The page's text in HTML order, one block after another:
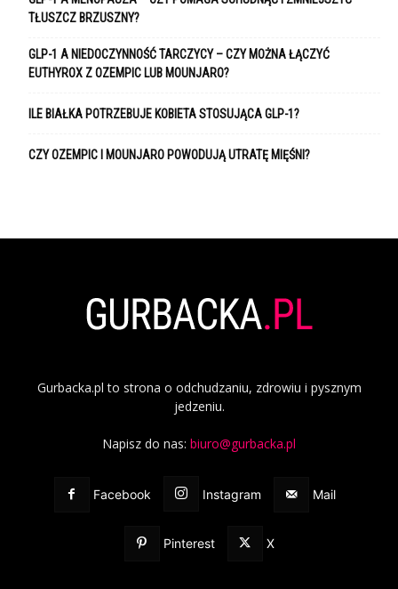
TŁUSZCZ BRZUSZNY?
GLP-1 A NIEDOCZYNNOŚĆ TARCZYCY – CZY MOŻNA ŁĄCZYĆ
EUTHYROX Z OZEMPIC LUB MOUNJARO?
ILE BIAŁKA POTRZEBUJE KOBIETA STOSUJĄCA GLP-1?
CZY OZEMPIC I MOUNJARO POWODUJĄ UTRATĘ MIĘŚNI?
Gurbacka.pl to strona o odchudzaniu, zdrowiu i pysznym
jedzeniu.
Napisz do nas: biuro@gurbacka.pl
Facebook Instagram Mail
Pinterest X